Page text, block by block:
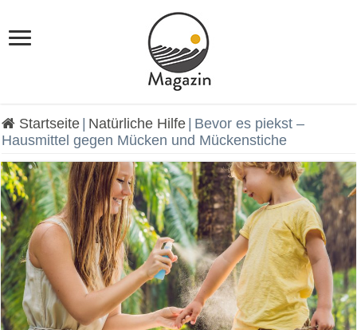
Startseite Natürliche Hilfe Bevor es piekst –
Hausmittel gegen Mücken und Mückenstiche